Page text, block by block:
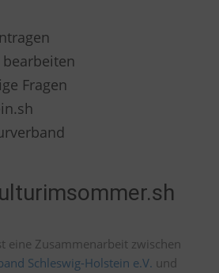
Fragen
eine Zusammenarbeit zwischen
Schleswig-Holstein e.V. und